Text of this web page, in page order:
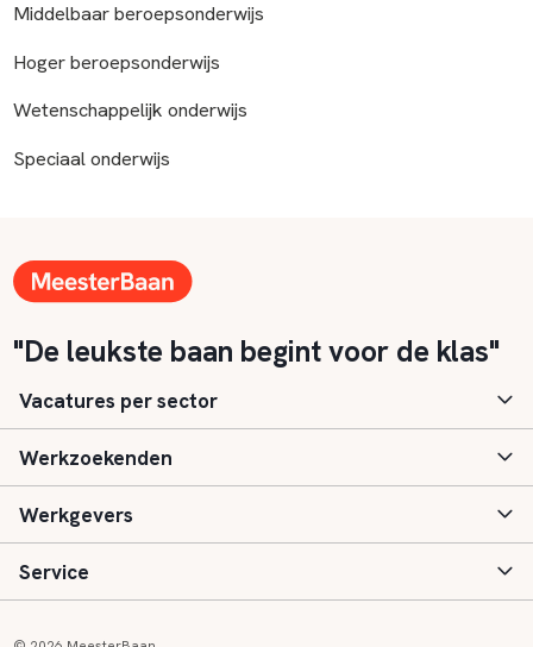
Middelbaar beroepsonderwijs
Hoger beroepsonderwijs
Wetenschappelijk onderwijs
Speciaal onderwijs
"De leukste baan begint voor de klas"
Vacatures per sector
Basisonderwijs
Speciaal (basis) onderwijs
Voortgezet onderwijs
Werkzoekenden
Aanmelden
Vacatures
Werkgevers
Inloggen
Service